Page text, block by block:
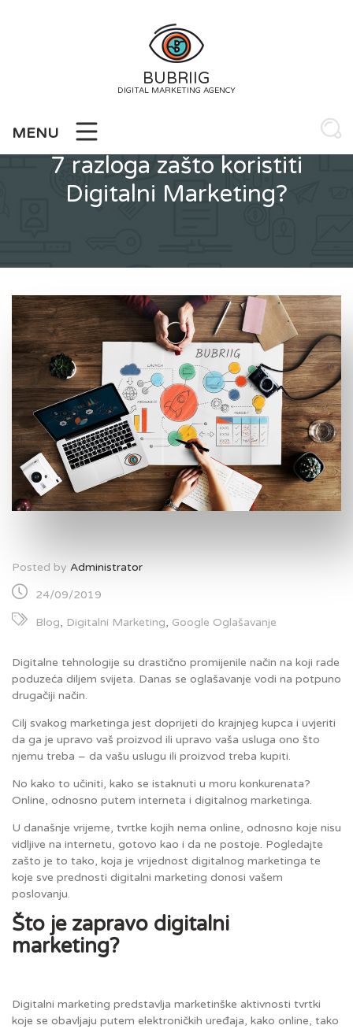
BUBRIIG
DIGITAL MARKETING AGENCY
MENU
7 razloga zašto koristiti
Digitalni Marketing?
Posted by Administrator
24/09/2019
Blog, Digitalni Marketing, Google Oglašavanje
Digitalne tehnologije su drastično promijenile način na koji rade
poduzeća diljem svijeta. Danas se oglašavanje vodi na potpuno
drugačiji način.
Cilj svakog marketinga jest doprijeti do krajnjeg kupca i uvjeriti
da ga je upravo vaš proizvod ili upravo vaša usluga ono što
njemu treba – da vašu uslugu ili proizvod treba kupiti.
No kako to učiniti, kako se istaknuti u moru konkurenata?
Online, odnosno putem interneta i digitalnog marketinga.
U današnje vrijeme, tvrtke kojih nema online, odnosno koje nisu
vidljive na internetu, gotovo kao i da ne postoje. Pogledajte
zašto je to tako, koja je vrijednost digitalnog marketinga te
koje sve prednosti digitalni marketing donosi vašem
poslovanju.
Što je zapravo digitalni
marketing?
Digitalni marketing predstavlja marketinške aktivnosti tvrtki
koje se obavljaju putem elektroničkih uređaja, kako online, tako